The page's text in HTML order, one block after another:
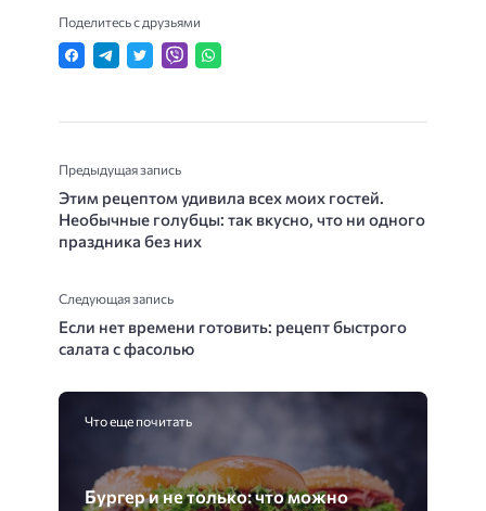
Поделитесь с друзьями
Предыдущая запись
Этим рецептом удивила всех моих гостей.
Необычные голубцы: так вкусно, что ни одного
праздника без них
Следующая запись
Если нет времени готовить: рецепт быстрого
салата с фасолью
Что еще почитать
Бургер и не только: что можно